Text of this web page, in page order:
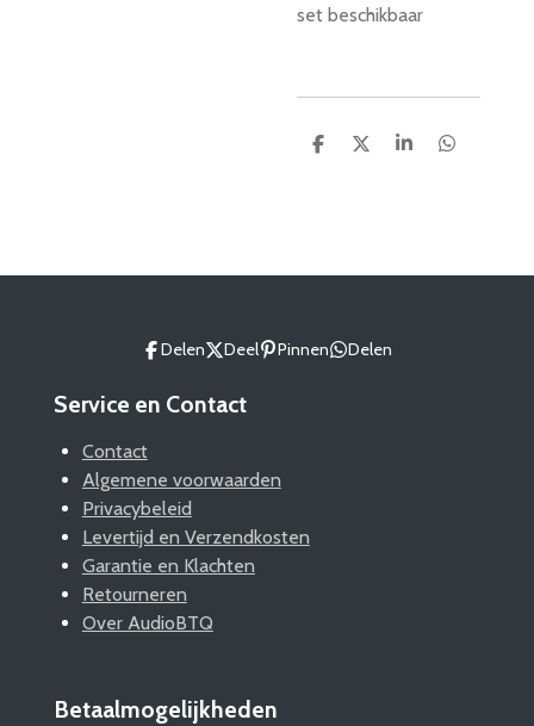
set beschikbaar
D
D
S
D
Delen Deel Pinnen Delen
Service en Contact
Contact
Algemene voorwaarden
Privacybeleid
Levertijd en Verzendkosten
Garantie en Klachten
Retourneren
Over AudioBTQ
Betaalmogelijkheden